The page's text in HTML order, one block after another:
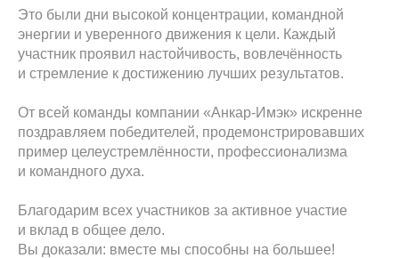
Это были дни высокой концентрации, командной
энергии и уверенного движения к цели. Каждый
участник проявил настойчивость, вовлечённость
и стремление к достижению лучших результатов.
От всей команды компании «Анкар-Имэк» искренне
поздравляем победителей, продемонстрировавших
пример целеустремлённости, профессионализма
и командного духа.
Благодарим всех участников за активное участие
и вклад в общее дело.
Вы доказали: вместе мы способны на большее!